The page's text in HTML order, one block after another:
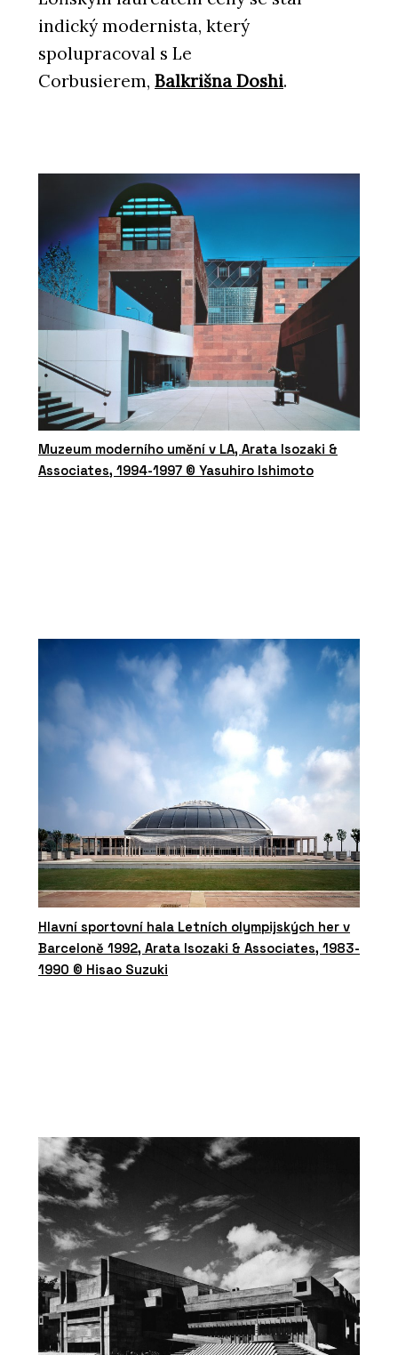
indický modernista, který
spolupracoval s Le
Corbusierem, Balkrišna Doshi.
Muzeum moderního umění v LA, Arata Isozaki &
Associates, 1994-1997 © Yasuhiro Ishimoto
Hlavní sportovní hala Letních olympijských her v
Barceloně 1992, Arata Isozaki & Associates, 1983-
1990 © Hisao Suzuki